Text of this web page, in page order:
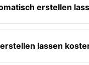
erstellen
lassen